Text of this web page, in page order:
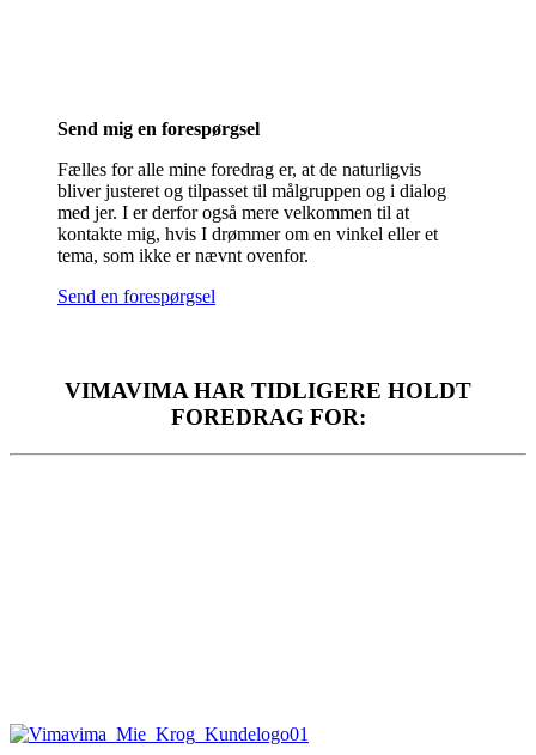
Send mig en forespørgsel
Fælles for alle mine foredrag er, at de naturligvis
bliver justeret og tilpasset til målgruppen og i dialog
med jer. I er derfor også mere velkommen til at
kontakte mig, hvis I drømmer om en vinkel eller et
tema, som ikke er nævnt ovenfor.
Send en forespørgsel
VIMAVIMA HAR TIDLIGERE HOLDT
FOREDRAG FOR: